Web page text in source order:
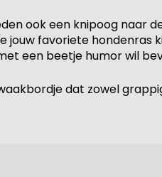
ook een knipoog naar
favoriete hondenras
een beetje humor wil
dat zowel